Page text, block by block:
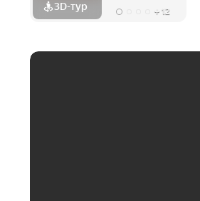
3D-тур + 12